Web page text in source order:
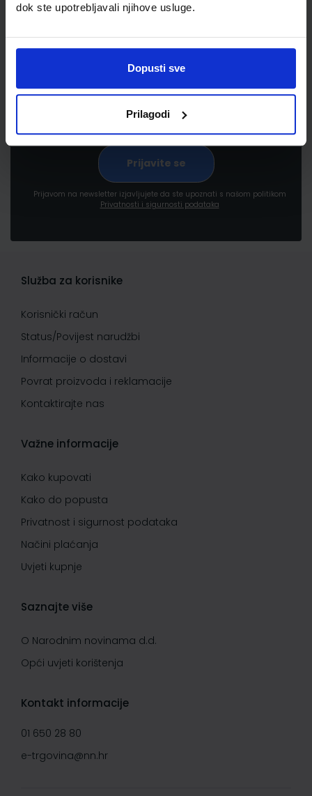
dok ste upotrebljavali njihove usluge.
Dopusti sve
Prilagodi
Newsletter prijava
Prijavite se kako bi primali informacije o novim
pogodnostima
Prijavom na newsletter izjavljujete da ste upoznati s našom politikom
Privatnosti i sigurnosti podataka
Služba za korisnike
Korisnički račun
Status/Povijest narudžbi
Informacije o dostavi
Povrat proizvoda i reklamacije
Kontaktirajte nas
Važne informacije
Kako kupovati
Kako do popusta
Privatnost i sigurnost podataka
Načini plaćanja
Uvjeti kupnje
Saznajte više
O Narodnim novinama d.d.
Opći uvjeti korištenja
Kontakt informacije
01 650 28 80
e-trgovina@nn.hr